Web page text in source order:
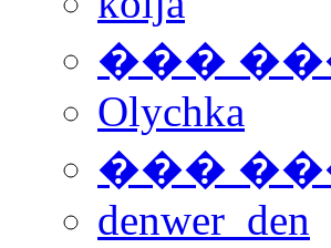
���
Olychka
���
denwer_den